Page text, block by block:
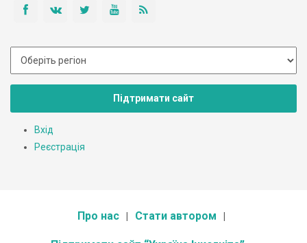
Підтримати сайт
Вхід
Реєстрація
Про нас Стати автором